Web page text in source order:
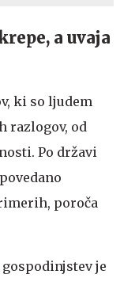
a uvaja
ki so ljudem
razlogov, od
Po državi
poroča
je